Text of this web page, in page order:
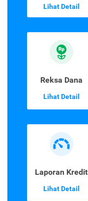
Lihat Detail
Reksa Dana
Lihat Detail
Laporan Kredit
Lihat Detail